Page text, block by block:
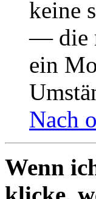
keine
— die
ein
Nach
Wenn